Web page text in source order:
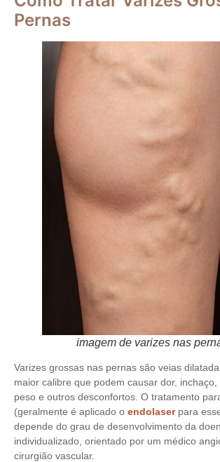
Pernas
imagem de varizes nas
Varizes grossas nas pernas são veias
maior calibre que podem causar dor, inchaço,
peso e outros desconfortos. O tratamento
(geralmente é aplicado o endolaser para
depende do grau de desenvolvimento da
individualizado, orientado por um médico
cirurgião vascular.